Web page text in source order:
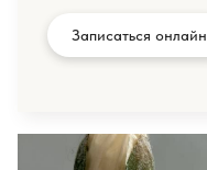
Записаться онлайн